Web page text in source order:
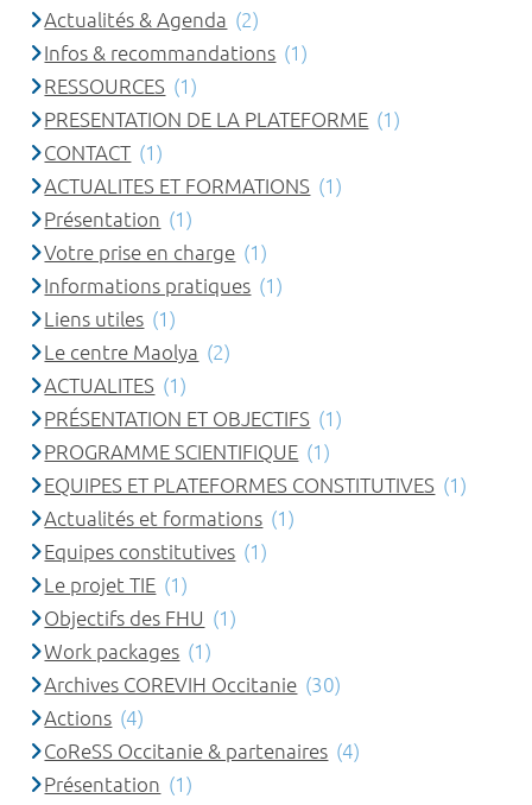
Actualités & Agenda (2)
Infos & recommandations (1)
RESSOURCES (1)
PRESENTATION DE LA PLATEFORME (1)
CONTACT (1)
ACTUALITES ET FORMATIONS (1)
Présentation (1)
Votre prise en charge (1)
Informations pratiques (1)
Liens utiles (1)
Le centre Maolya (2)
ACTUALITES (1)
PRÉSENTATION ET OBJECTIFS (1)
PROGRAMME SCIENTIFIQUE (1)
EQUIPES ET PLATEFORMES CONSTITUTIVES (1)
Actualités et formations (1)
Equipes constitutives (1)
Le projet TIE (1)
Objectifs des FHU (1)
Work packages (1)
Archives COREVIH Occitanie (30)
Actions (4)
CoReSS Occitanie & partenaires (4)
Présentation (1)